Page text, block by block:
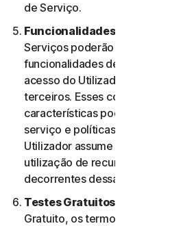
de Serviço.
Funcionalidades ou
Serviços poderão incluir
funcionalidades de terceiros
acesso do Utilizador a
terceiros. Esses conteúdos,
características poderão
serviço e políticas de
Utilizador assume a sua total
utilização de recursos de
decorrentes dessa utilização.
Testes Gratuitos.
Gratuito, os termos